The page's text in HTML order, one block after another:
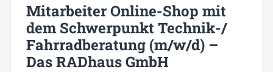
Mitarbeiter Online-Shop mit
dem Schwerpunkt Technik-/
Fahrradberatung (m/w/d) –
Das RADhaus GmbH